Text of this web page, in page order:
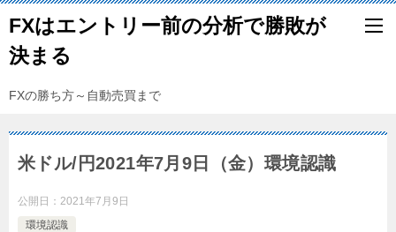
FXはエントリー前の分析で勝敗が
決まる
FXの勝ち方～自動売買まで
米ドル/円2021年7月9日（金）環境認識
公開日： 2021年7月9日
環境認識